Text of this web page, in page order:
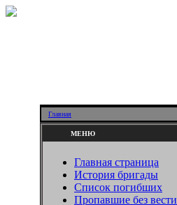
Главная
МЕНЮ
Главная страница
История бригады
Список погибших
Пропавшие без вести